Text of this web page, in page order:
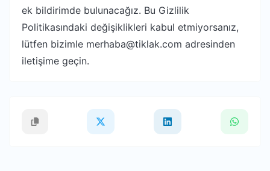
ek bildirimde bulunacağız. Bu Gizlilik
Politikasındaki değişiklikleri kabul etmiyorsanız,
lütfen bizimle merhaba@tiklak.com adresinden
iletişime geçin.